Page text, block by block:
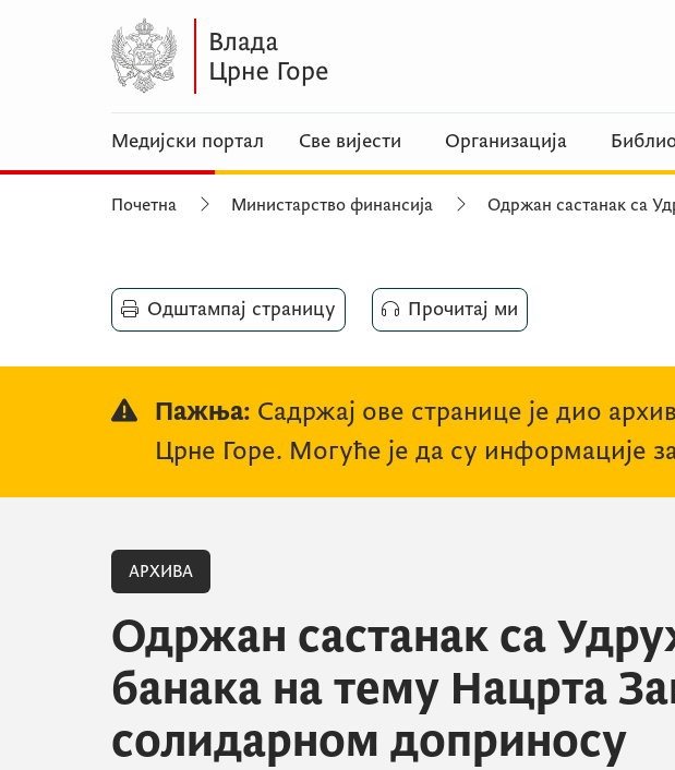
Медијски портал Све вијести Организација
Почетна Министарство финансија Одржан састанак са
Одштампај страницу Прочитај ми
Пажња: Садржај ове странице је дио
Црне Горе. Могуће је да су информације
АРХИВА
Одржан састанак са
банака на тему Нацрта
солидарном доприносу